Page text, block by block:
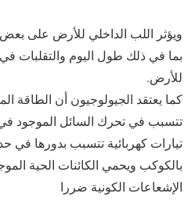
ويؤثر اللب الداخلي للأرض على بعض
بما في ذلك طول اليوم والتقلبات
للأرض.
كما يعتقد الجيولوجيون أن الطاقة
تتسبب في تحرك السائل الموجود في
تيارات كهربائية تتسبب بدورها
بالكوكب ويحمي الكائنات الحية
الإشعاعات الكونية ضررا